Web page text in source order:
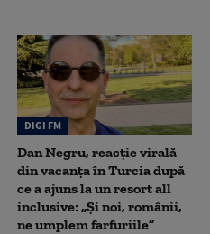
DIGI FM
Dan Negru, reacție virală
din vacanța în Turcia după
ce a ajuns la un resort all
inclusive: „Și noi, românii,
ne umplem farfuriile”